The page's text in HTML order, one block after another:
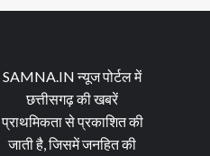
SAMNA.IN न्यूज पोर्टल में
छत्तीसगढ़ की खबरें
प्राथमिकता से प्रकाशित की
जाती है, जिसमें जनहित की